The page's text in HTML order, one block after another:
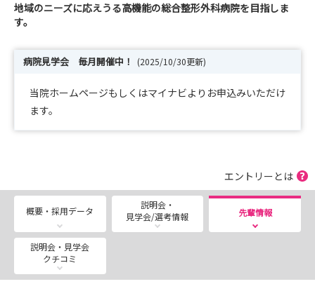
地域のニーズに応えうる高機能の総合整形外科病院を目指しま
す。
病院見学会 毎月開催中！ (2025/10/30更新)
当院ホームページもしくはマイナビよりお申込みいただけ
ます。
エントリーとは
概要・採用データ
説明会・
見学会/選考情報
先輩情報
説明会・見学会
クチコミ